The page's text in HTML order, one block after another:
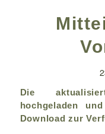
Die
hochgeladen
Download zur